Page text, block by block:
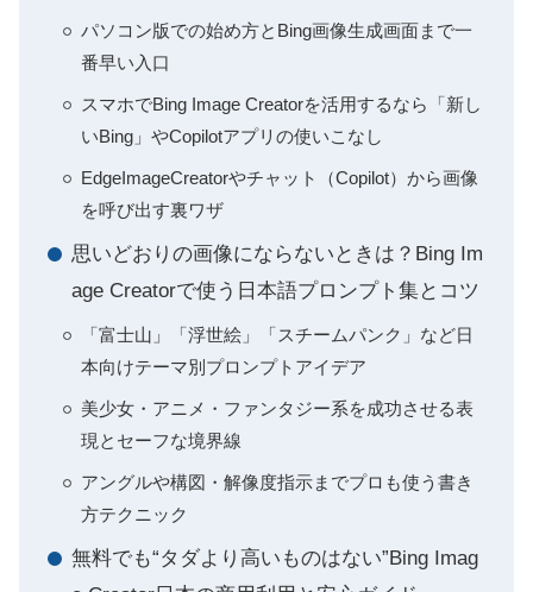
パソコン版での始め方とBing画像生成画面まで一
番早い入口
スマホでBing Image Creatorを活用するなら「新し
いBing」やCopilotアプリの使いこなし
EdgeImageCreatorやチャット（Copilot）から画像
を呼び出す裏ワザ
思いどおりの画像にならないときは？Bing Im
age Creatorで使う日本語プロンプト集とコツ
「富士山」「浮世絵」「スチームパンク」など日
本向けテーマ別プロンプトアイデア
美少女・アニメ・ファンタジー系を成功させる表
現とセーフな境界線
アングルや構図・解像度指示までプロも使う書き
方テクニック
無料でも“タダより高いものはない”Bing Imag